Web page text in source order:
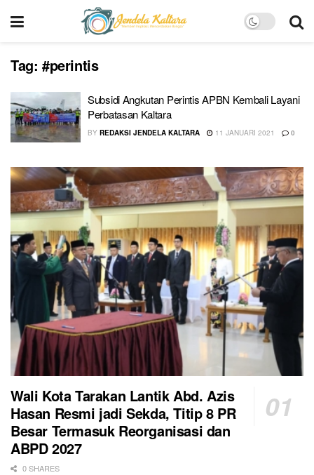
Tag: #perintis
Subsidi Angkutan Perintis APBN Kembali Layani
Perbatasan Kaltara
BY REDAKSI JENDELA KALTARA 11 JANUARI 2021 0
Wali Kota Tarakan Lantik Abd. Azis
Hasan Resmi jadi Sekda, Titip 8 PR
Besar Termasuk Reorganisasi dan
ABPD 2027
0 SHARES